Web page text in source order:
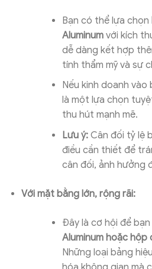
Bạn có thể lựa chọn
Aluminumvới kích
dễ dàng kết hợp
tính thẩm mỹ và sự
Nếu kinh doanh vào
là một lựa chọn
thu hút mạnh mẽ.
Lưu ý:Cân đối tỷ lệ
điều cần thiết để
cân đối, ảnh hưởng
Với mặt bằng lớn, rộng rãi:
Đây là cơ hội để
Aluminum hoặc hộp
Những loại bảng